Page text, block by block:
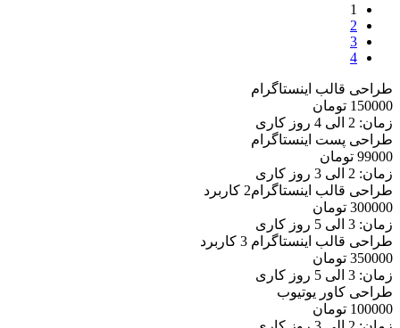
1
2
3
4
طراحی قالب اینستاگرام
150000 تومان
زمان: 2 الی 4 روز کاری
طراحی پست اینستاگرام
99000 تومان
زمان: 2 الی 3 روز کاری
طراحی قالب اینستاگرام2 کاربرد
300000 تومان
زمان: 3 الی 5 روز کاری
طراحی قالب اینستاگرام 3 کاربرد
350000 تومان
زمان: 3 الی 5 روز کاری
طراحی کاور یوتیوب
100000 تومان